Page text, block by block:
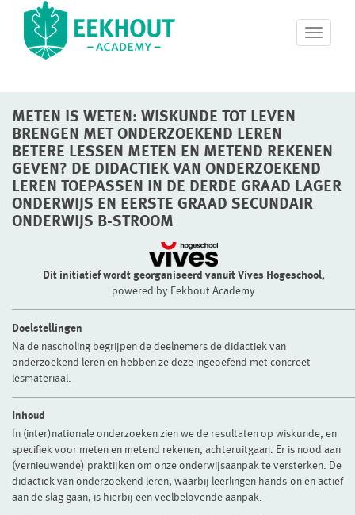
T
o
a
v
i
g
n
METEN IS WETEN: WISKUNDE TOT LEVEN
BRENGEN MET ONDERZOEKEND LEREN
BETERE LESSEN METEN EN METEND REKENEN
GEVEN? DE DIDACTIEK VAN ONDERZOEKEND
LEREN TOEPASSEN IN DE DERDE GRAAD LAGER
ONDERWIJS EN EERSTE GRAAD SECUNDAIR
ONDERWIJS B-STROOM
Dit initiatief wordt georganiseerd vanuit Vives Hogeschool,
powered by Eekhout Academy
Doelstellingen
Na de nascholing begrijpen de deelnemers de didactiek van
onderzoekend leren en hebben ze deze ingeoefend met concreet
lesmateriaal.
Inhoud
In (inter)nationale onderzoeken zien we de resultaten op wiskunde, en
specifiek voor meten en metend rekenen, achteruitgaan. Er is nood aan
(vernieuwende) praktijken om onze onderwijsaanpak te versterken. De
didactiek van onderzoekend leren, waarbij leerlingen hands-on en actief
aan de slag gaan, is hierbij een veelbelovende aanpak.